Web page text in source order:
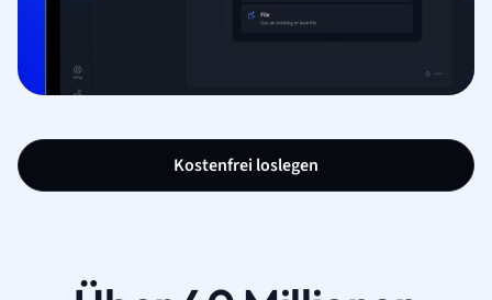
Kostenfrei loslegen